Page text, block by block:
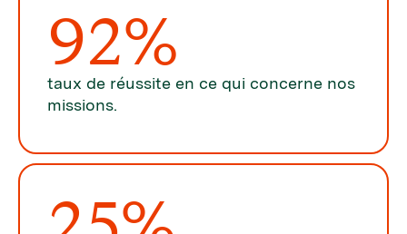
92%
taux de réussite en ce qui concerne nos
missions.